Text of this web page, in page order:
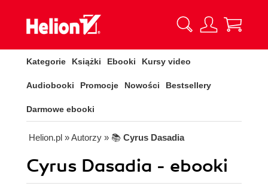
Kategorie Książki Ebooki Kursy video
Audiobooki Promocje Nowości Bestsellery
Darmowe ebooki
Helion.pl » Autorzy » 📚 Cyrus Dasadia
Cyrus Dasadia - ebooki